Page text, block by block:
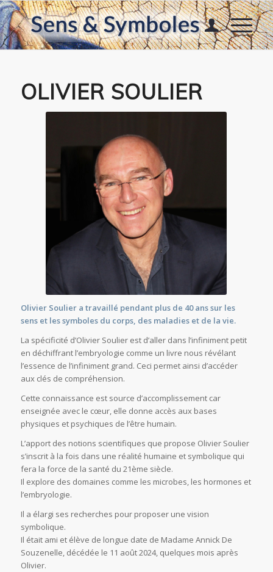
OLIVIER SOULIER
Olivier Soulier a travaillé pendant plus de 40 ans sur les
sens et les symboles du corps, des maladies et de la vie.
La spécificité d’Olivier Soulier est d’aller dans l’infiniment petit
en déchiffrant l’embryologie comme un livre nous révélant
l’essence de l’infiniment grand. Ceci permet ainsi d’accéder
aux clés de compréhension.
Cette connaissance est source d’accomplissement car
enseignée avec le cœur, elle donne accès aux bases
physiques et psychiques de l’être humain.
L’apport des notions scientifiques que propose Olivier Soulier
s’inscrit à la fois dans une réalité humaine et symbolique qui
fera la force de la santé du 21ème siècle.
Il explore des domaines comme les microbes, les hormones et
l’embryologie.
Il a élargi ses recherches pour proposer une vision
symbolique.
Il était ami et élève de longue date de Madame Annick De
Souzenelle, décédée le 11 août 2024, quelques mois après
Olivier.